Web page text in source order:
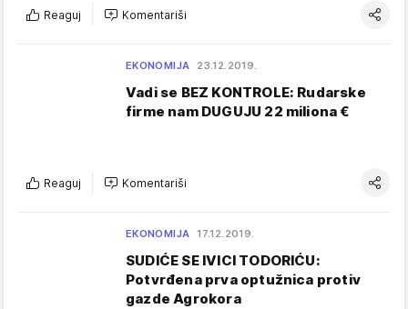
Reaguj Komentariši
EKONOMIJA 23.12.2019.
Vadi se BEZ KONTROLE: Rudarske
firme nam DUGUJU 22 miliona €
Reaguj Komentariši
EKONOMIJA 17.12.2019.
SUDIĆE SE IVICI TODORIĆU:
Potvrđena prva optužnica protiv
gazde Agrokora